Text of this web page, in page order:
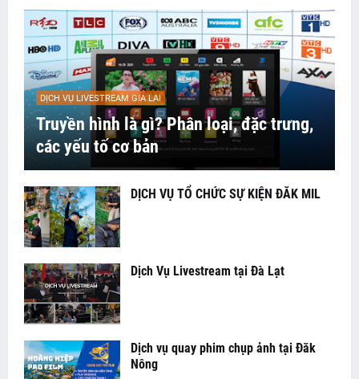
DỊCH VỤ LIVESTREAM GIA LAI
Truyền hình là gì? Phân loại, đặc trưng,
các yếu tố cơ bản
DỊCH VỤ TỔ CHỨC SỰ KIỆN ĐĂK MIL
Dịch Vụ Livestream tại Đà Lạt
Dịch vụ quay phim chụp ảnh tại Đăk
Nông